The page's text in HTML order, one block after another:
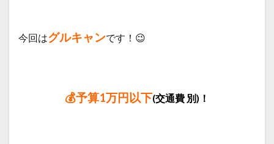
今回はグルキャンです！😉
💰予算1万円以下(交通費 別)！